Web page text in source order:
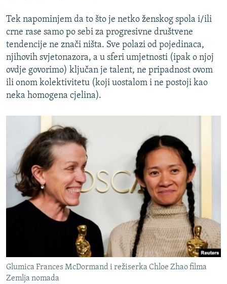
Tek napominjem da to što je netko ženskog spola i/ili
crne rase samo po sebi za progresivne društvene
tendencije ne znači ništa. Sve polazi od pojedinaca,
njihovih svjetonazora, a u sferi umjetnosti (ipak o njoj
ovdje govorimo) ključan je talent, ne pripadnost ovom
ili onom kolektivitetu (koji uostalom i ne postoji kao
neka homogena cjelina).
Glumica Frances McDormand i režiserka Chloe Zhao filma
Zemlja nomada